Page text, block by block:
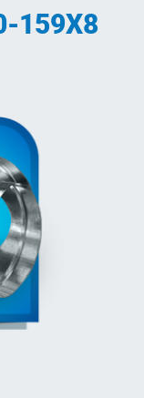
159Х8